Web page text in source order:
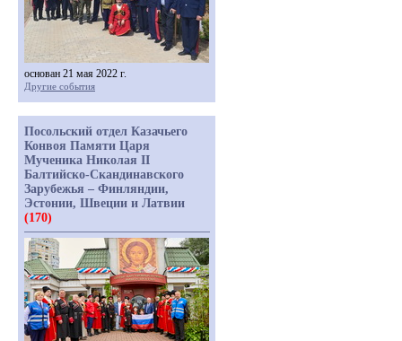
основан 21 мая 2022 г.
Другие события
Посольский отдел Казачьего
Конвоя Памяти Царя
Мученика Николая II
Балтийско-Скандинавского
Зарубежья – Финляндии,
Эстонии, Швеции и Латвии
(170)